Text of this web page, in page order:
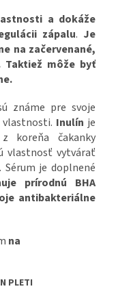
a dokáže
zápalu. Je
na začervenané,
Taktiež môže byť
známe pre svoje
vlastnosti. Inulín je
koreňa čakanky
vlastnosť vytvárať
je doplnené
prírodnú BHA
antibakteriálne
na
PLETI